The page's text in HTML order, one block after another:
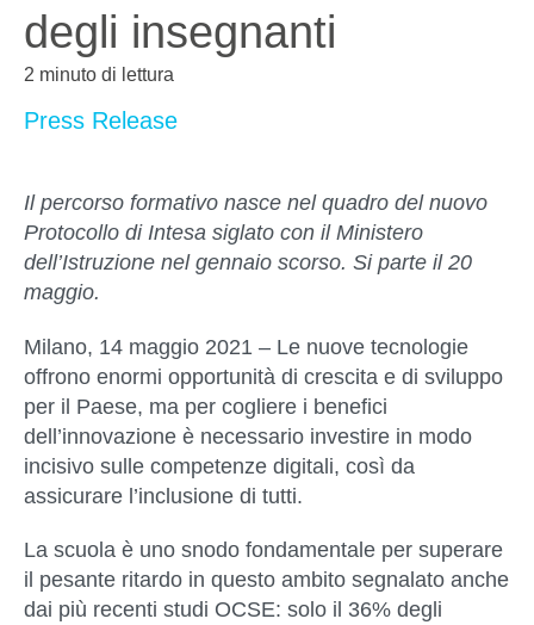
degli insegnanti
2 minuto di lettura
Press Release
Il percorso formativo nasce nel quadro del nuovo
Protocollo di Intesa siglato con il Ministero
dell’Istruzione nel gennaio scorso. Si parte il 20
maggio.
Milano, 14 maggio 2021 – Le nuove tecnologie
offrono enormi opportunità di crescita e di sviluppo
per il Paese, ma per cogliere i benefici
dell’innovazione è necessario investire in modo
incisivo sulle competenze digitali, così da
assicurare l’inclusione di tutti.
La scuola è uno snodo fondamentale per superare
il pesante ritardo in questo ambito segnalato anche
dai più recenti studi OCSE: solo il 36% degli